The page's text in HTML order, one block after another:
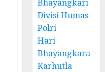
Bhayangkari
Divisi Humas
Polri
Hari
Bhayangkara
Karhutla